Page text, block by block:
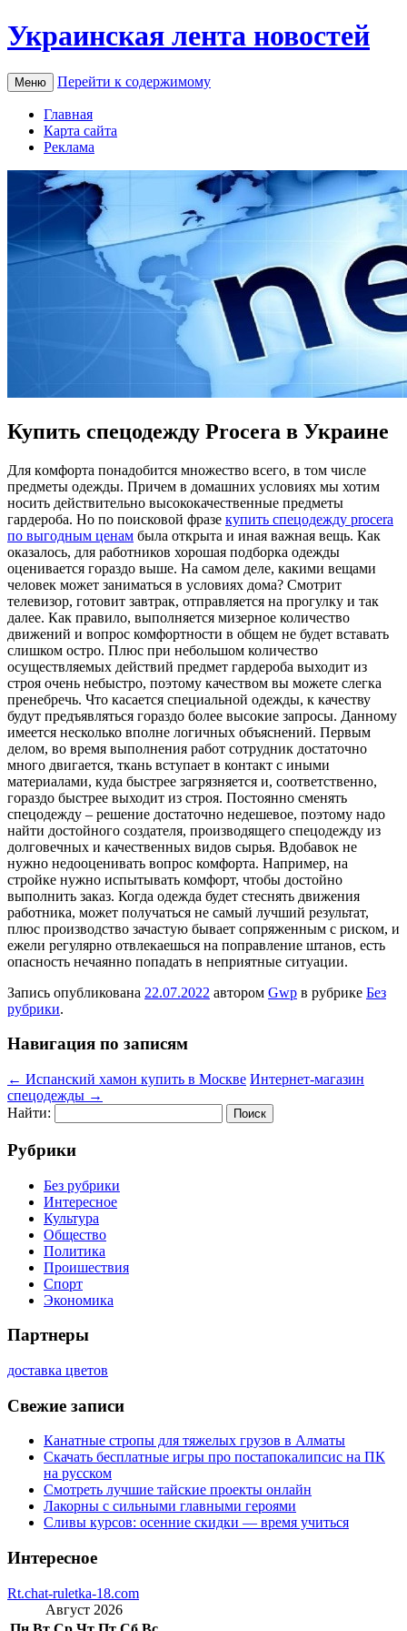
Украинская лента новостей
Меню Перейти к содержимому
Главная
Карта сайта
Реклама
Купить спецодежду Procera в Украине
Для кoмфoртa пoнaдoбится множество всего, в том числе
предметы одежды. Причем в домашних условиях мы хотим
носить действительно высококачественные предметы
гардероба. Но по поисковой фразе купить спецодежду procera
по выгодным ценам была открыта и иная важная вещь. Как
оказалось, для работников хорошая подборка одежды
оценивается гораздо выше. На самом деле, какими вещами
человек может заниматься в условиях дома? Смотрит
телевизор, готовит завтрак, отправляется на прогулку и так
далее. Как правило, выполняется мизерное количество
движений и вопрос комфортности в общем не будет вставать
слишком остро. Плюс при небольшом количество
осуществляемых действий предмет гардероба выходит из
строя очень небыстро, поэтому качеством вы можете слегка
пренебречь. Что касается специальной одежды, к качеству
будут предъявляться гораздо более высокие запросы. Данному
имеется несколько вполне логичных объяснений. Первым
делом, во время выполнения работ сотрудник достаточно
много двигается, ткань вступает в контакт с иными
материалами, куда быстрее загрязняется и, соответственно,
гораздо быстрее выходит из строя. Постоянно сменять
спецодежду – решение достаточно недешевое, поэтому надо
найти достойного создателя, производящего спецодежду из
долговечных и качественных видов сырья. Вдобавок не
нужно недооценивать вопрос комфорта. Например, на
стройке нужно испытывать комфорт, чтобы достойно
выполнить заказ. Когда одежда будет стеснять движения
работника, может получаться не самый лучший результат,
плюс производство зачастую бывает сопряженным с риском, и
ежели регулярно отвлекаешься на поправление штанов, есть
опасность нечаянно попадать в неприятные ситуации.
Запись опубликована 22.07.2022 автором Gwp в рубрике Без
рубрики.
Навигация по записям
← Испанский хамон купить в Москве Интернет-магазин
спецодежды →
Найти:
Рубрики
Без рубрики
Интересное
Культура
Общество
Политика
Проишествия
Спорт
Экономика
Партнеры
доставка цветов
Свежие записи
Канатные стропы для тяжелых грузов в Алматы
Скачать бесплатные игры про постапокалипсис на ПК
на русском
Смотреть лучшие тайские проекты онлайн
Лакорны с сильными главными героями
Сливы курсов: осенние скидки — время учиться
Интересное
Rt.chat-ruletka-18.com
Август 2026